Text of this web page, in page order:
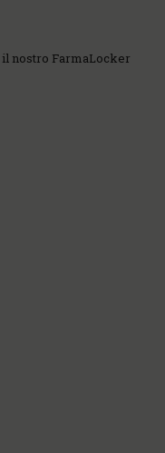
nostro FarmaLocker